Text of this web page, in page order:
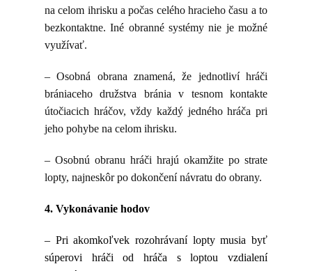
na celom ihrisku a počas celého hracieho času a to
bezkontaktne. Iné obranné systémy nie je možné
využívať.
– Osobná obrana znamená, že jednotliví hráči
brániaceho družstva bránia v tesnom kontakte
útočiacich hráčov, vždy každý jedného hráča pri
jeho pohybe na celom ihrisku.
– Osobnú obranu hráči hrajú okamžite po strate
lopty, najneskôr po dokončení návratu do obrany.
4. Vykonávanie hodov
– Pri akomkoľvek rozohrávaní lopty musia byť
súperovi hráči od hráča s loptou vzdialení